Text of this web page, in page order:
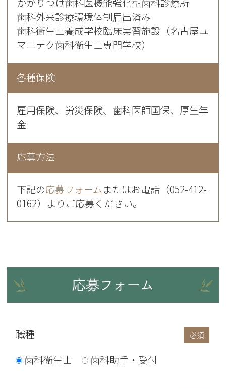
歯科外来診療環境体制届出済み
歯科衛生士養成学校臨床実習施設（名古屋ユ
マニテク歯科衛生士専門学校）
各種保険
雇用保険、労災保険、歯科医師国保、厚生年
金
応募方法
下記の応募フォームまたはお電話（052-412-
0162）よりご応募ください。
応募フォーム
職種
歯科衛生士
歯科助手・受付